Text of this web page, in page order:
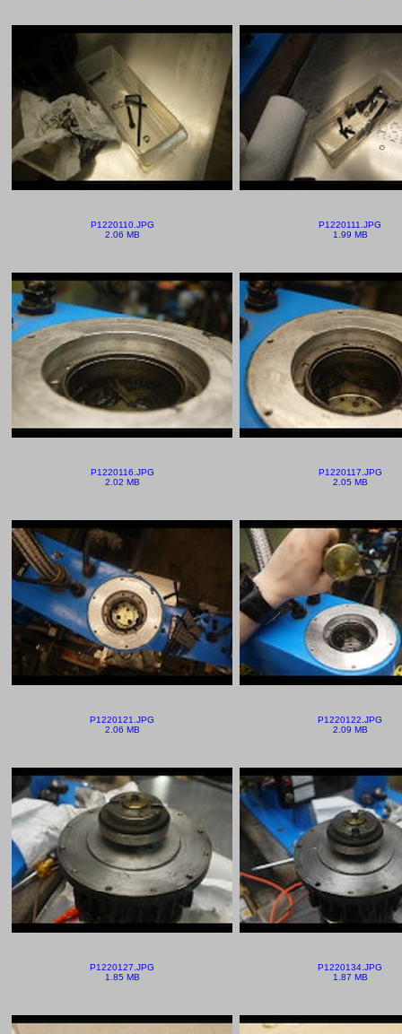
P1220110.JPG
2.06 MB
P1220111.JPG
1.99 MB
P1220116.JPG
2.02 MB
P1220117.JPG
2.05 MB
P1220121.JPG
2.06 MB
P1220122.JPG
2.09 MB
P1220127.JPG
1.85 MB
P1220134.JPG
1.87 MB